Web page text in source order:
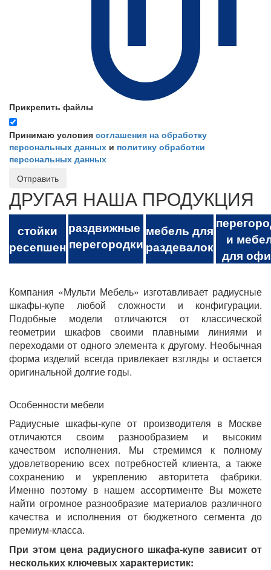
Прикрепить файлы
Принимаю условия соглашения на обработку
персональных данных и политику обработки
персональных данных
Отправить
ДРУГАЯ НАША ПРОДУКЦИЯ
стойки
ресепшен
раздвижные
перегородки
мебель для
раздевалок
и
для
Компания «Мульти Мебель» изготавливает радиусные
шкафы-купе любой сложности и конфигурации.
Подобные модели отличаются от классической
геометрии шкафов своими плавными линиями и
переходами от одного элемента к другому. Необычная
форма изделий всегда привлекает взгляды и остается
оригинальной долгие годы.
Особенности мебели
Радиусные шкафы-купе от производителя в Москве
отличаются своим разнообразием и высоким
качеством исполнения. Мы стремимся к полному
удовлетворению всех потребностей клиента, а также
сохранению и укреплению авторитета фабрики.
Именно поэтому в нашем ассортименте Вы можете
найти огромное разнообразие материалов различного
качества и исполнения от бюджетного сегмента до
премиум-класса.
При этом цена радиусного шкафа-купе зависит от
нескольких ключевых характеристик: